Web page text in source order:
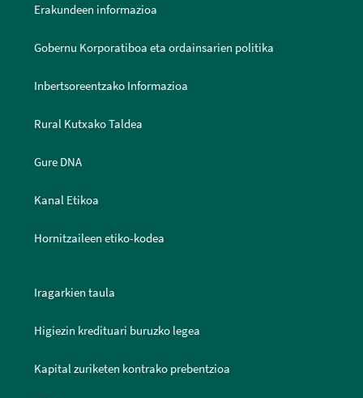
Erakundeen informazioa
Gobernu Korporatiboa eta ordainsarien politika
Inbertsoreentzako Informazioa
Rural Kutxako Taldea
Gure DNA
Kanal Etikoa
Hornitzaileen etiko-kodea
Iragarkien taula
Higiezin kredituari buruzko legea
Kapital zuriketen kontrako prebentzioa